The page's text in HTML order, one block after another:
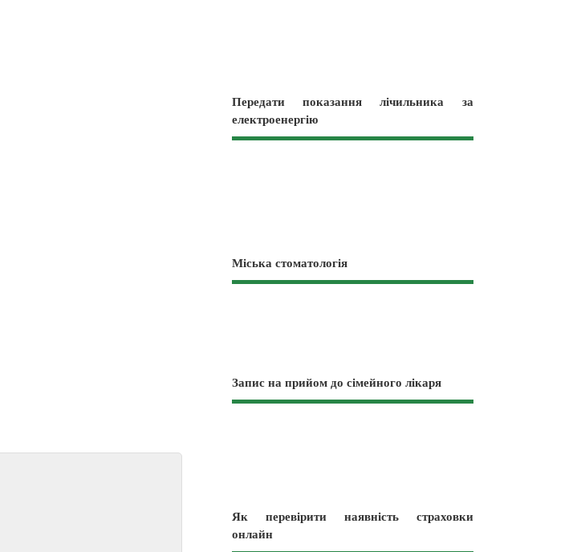
Передати показання лічильника за
електроенергію
Міська стоматологія
Запис на прийом до сімейного лікаря
Як перевірити наявність страховки
онлайн